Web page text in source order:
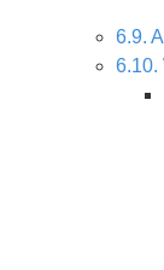
6.9.
6.10.